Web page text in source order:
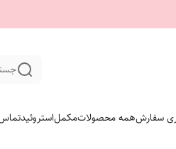
سفارشهمه محصولاتمکملاستروئید